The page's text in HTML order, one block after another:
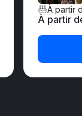
À partir
À partir